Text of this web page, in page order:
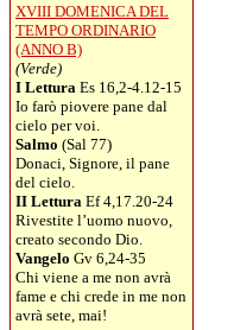
XVIII DOMENICA DEL
TEMPO ORDINARIO
(ANNO B)
(Verde)
I Lettura Es 16,2-4.12-15
Io farò piovere pane dal
cielo per voi.
Salmo (Sal 77)
Donaci, Signore, il pane
del cielo.
II Lettura Ef 4,17.20-24
Rivestite l’uomo nuovo,
creato secondo Dio.
Vangelo Gv 6,24-35
Chi viene a me non avrà
fame e chi crede in me non
avrà sete, mai!